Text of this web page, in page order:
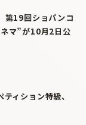
第19回ショパンコ
マ”が10月2日公
ィション特級、